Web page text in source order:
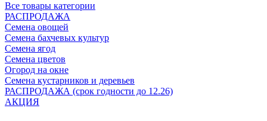
Все товары категории
РАСПРОДАЖА
Семена овощей
Семена бахчевых культур
Семена ягод
Семена цветов
Огород на окне
Семена кустарников и деревьев
РАСПРОДАЖА (срок годности до 12.26)
АКЦИЯ